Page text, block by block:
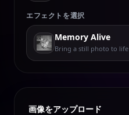
エフェクトを選択
Memory Alive
Bring a still photo to life
画像をアップロード